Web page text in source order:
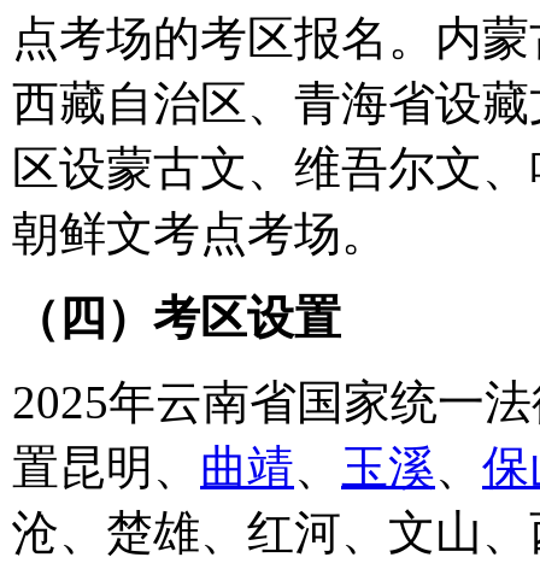
点考场的考区报名。内
西藏自治区、青海省设
区设蒙古文、维吾尔文
朝鲜文考点考场。
（四）考区设置
2025年云南省国家统一
置昆明、 曲靖、 玉溪、 保
沧、楚雄、红河、文山